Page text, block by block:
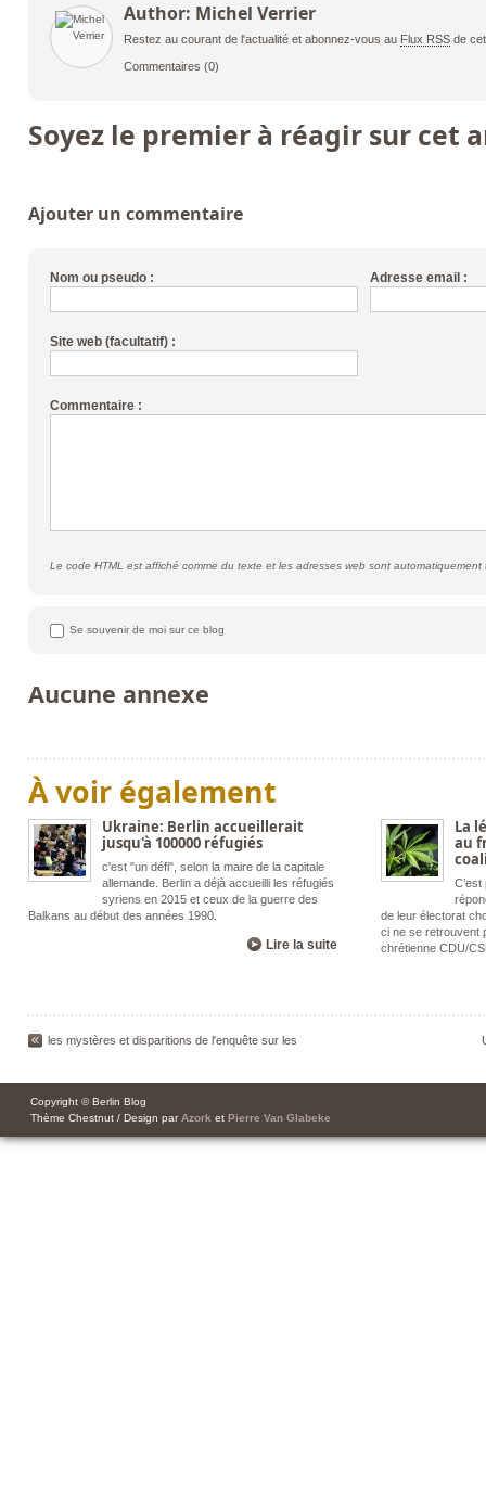
Author: Michel Verrier
Restez au courant de l'actualité et abonnez-vous au Flux RSSde
Commentaires (0)
Soyez le premier à réagir sur cet
Ajouter un commentaire
Nom ou pseudo : Adresse email :
Site web (facultatif) :
Commentaire :
Le code HTML est affiché comme du texte et les adresses web sont automatiquement
Se souvenir de moi sur ce blog
Aucune annexe
À voir également
Ukraine: Berlin accueillerait
jusqu'à 100000 réfugiés
c'est "un défi", selon la maire de la capitale
allemande. Berlin a déjà accueilli les réfugiés
syriens en 2015 et ceux de la guerre des
Balkans au début des années 1990.
Lire la suite
La
au
de leur électorat
ci ne se retrouvent
chrétienne CDU/
les mystères et disparitions de l'enquête sur les
Copyright © Berlin Blog
Thème Chestnut / Design par Azork et Pierre Van Glabeke